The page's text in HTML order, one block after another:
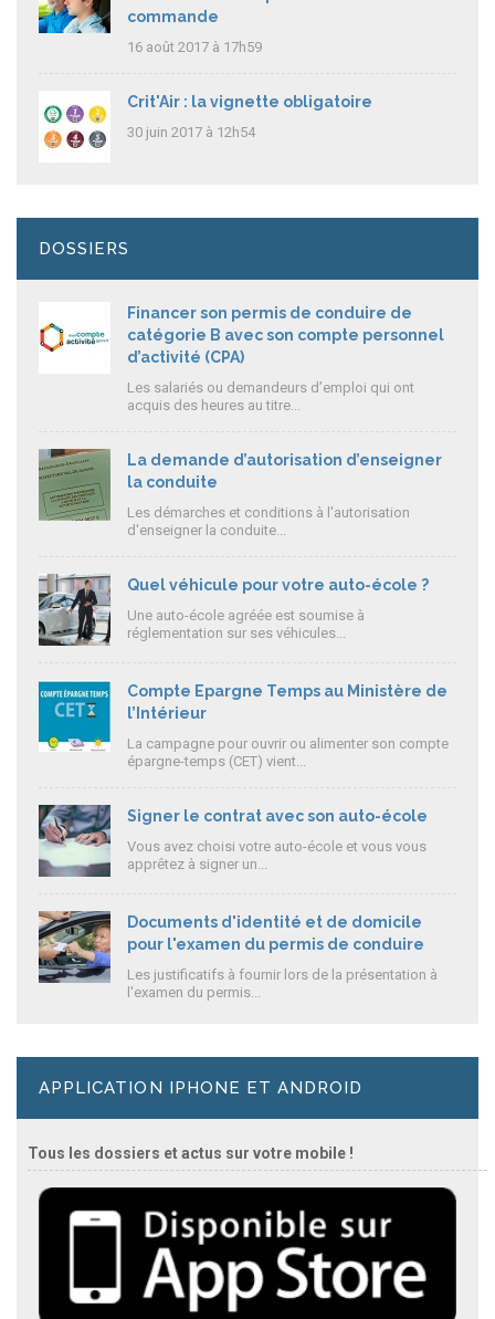
commande
16 août 2017 à 17h59
Crit'Air : la vignette obligatoire
30 juin 2017 à 12h54
DOSSIERS
Financer son permis de conduire de
catégorie B avec son compte personnel
d’activité (CPA)
Les salariés ou demandeurs d’emploi qui ont
acquis des heures au titre...
La demande d’autorisation d’enseigner
la conduite
Les démarches et conditions à l'autorisation
d'enseigner la conduite...
Quel véhicule pour votre auto-école ?
Une auto-école agréée est soumise à
réglementation sur ses véhicules...
Compte Epargne Temps au Ministère de
l’Intérieur
La campagne pour ouvrir ou alimenter son compte
épargne-temps (CET) vient...
Signer le contrat avec son auto-école
Vous avez choisi votre auto-école et vous vous
apprêtez à signer un...
Documents d'identité et de domicile
pour l'examen du permis de conduire
Les justificatifs à fournir lors de la présentation à
l'examen du permis...
APPLICATION IPHONE ET ANDROID
Tous les dossiers et actus sur votre mobile !